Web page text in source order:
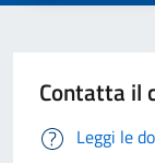
Contatta il
Leggi le